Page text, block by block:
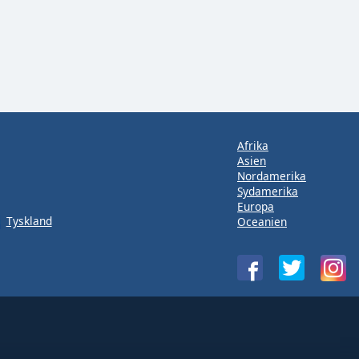
Tyskland
Afrika
Asien
Nordamerika
Sydamerika
Europa
Oceanien